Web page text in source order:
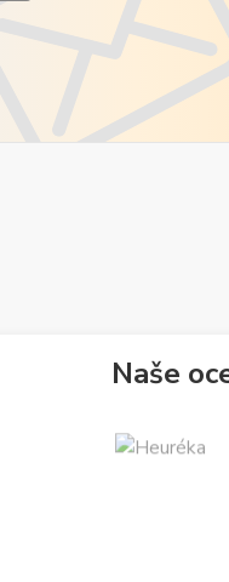
Naše